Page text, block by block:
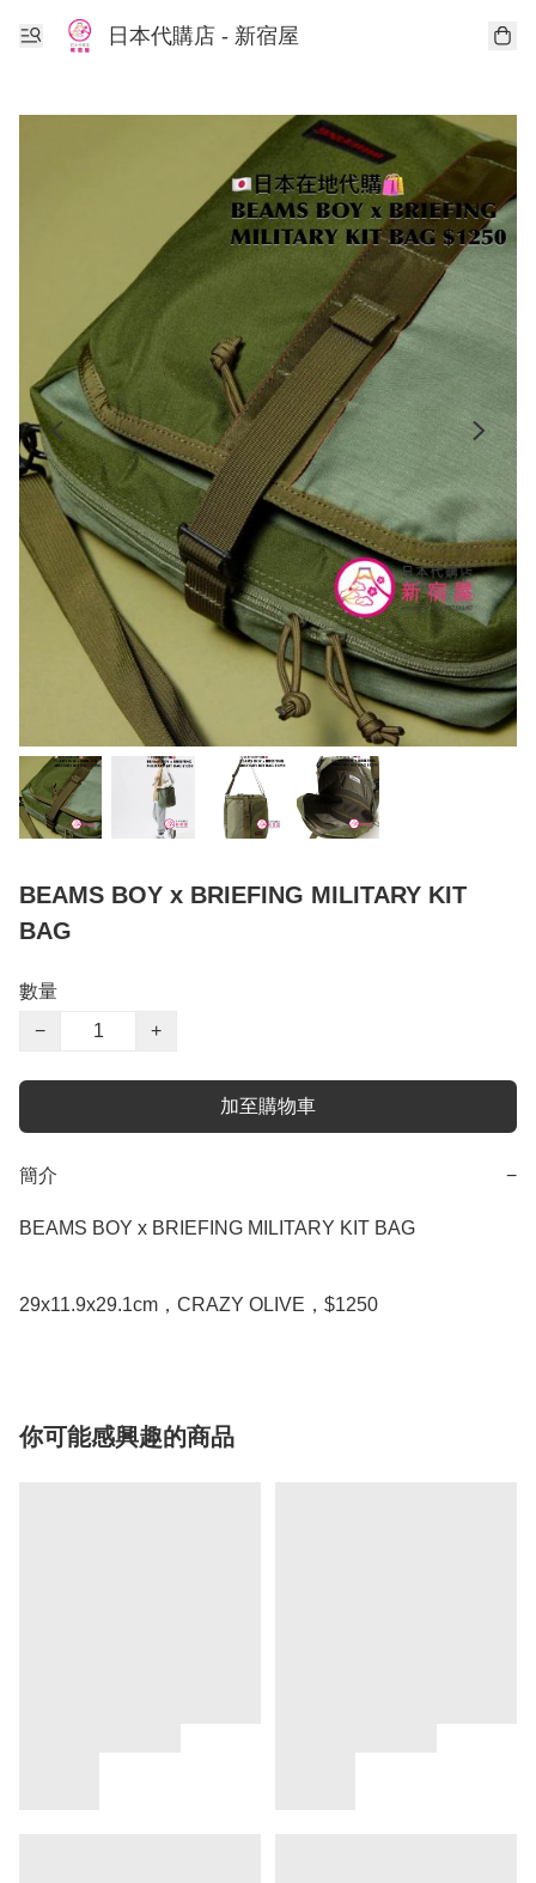
日本代購店 - 新宿屋
BEAMS BOY x BRIEFING MILITARY KIT
BAG
數量
−
+
加至購物車
簡介 −
BEAMS BOY x BRIEFING MILITARY KIT BAG
你可能感興趣的商品